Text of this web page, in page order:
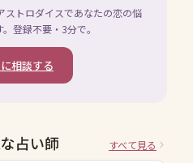
ストロダイスであなたの恋の悩
登録不要・3分で。
相談する
占い師 すべて見る